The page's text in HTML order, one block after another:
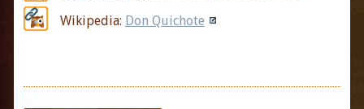
Wikipedia: Don Quichote